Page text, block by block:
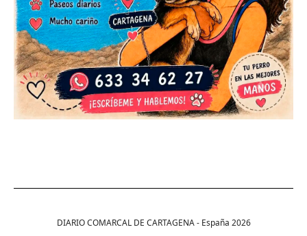
DIARIO COMARCAL DE CARTAGENA - España 2026